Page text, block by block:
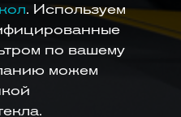
. Используем
по вашему
можем